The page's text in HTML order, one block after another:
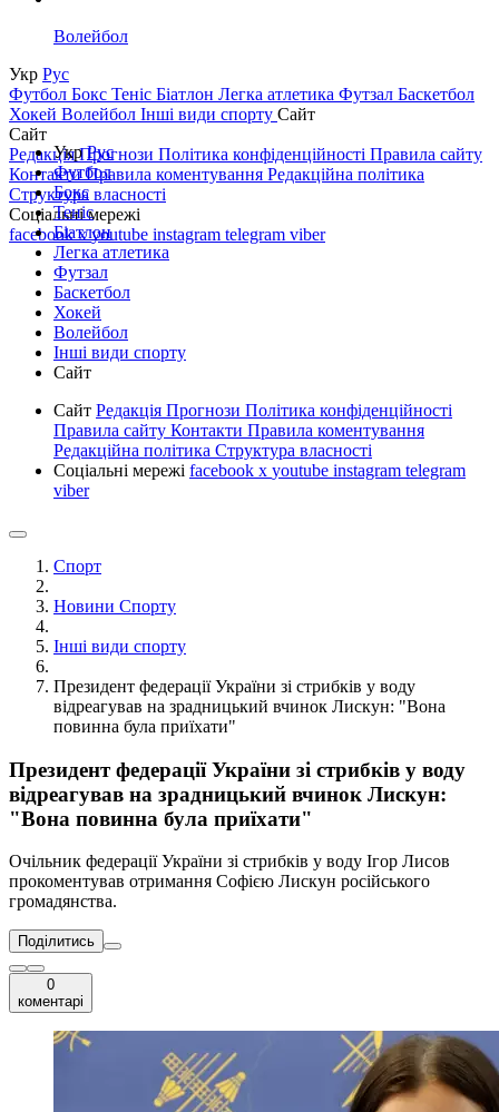
Волейбол
Укр Рус
Футбол Бокс Теніс Біатлон Легка атлетика Футзал Баскетбол
Хокей Волейбол Інші види спорту Сайт
Сайт
РедакціяПрогнози Політика конфіденційності Правила сайту
КонтактиПравила коментування Редакційна політика
Структура власності
Соціальні мережі
facebookxyoutube instagram telegram viber
УкрРус
Футбол
Бокс
Теніс
Біатлон
Легка атлетика
Футзал
Баскетбол
Хокей
Волейбол
Інші види спорту
Сайт
Сайт Редакція Прогнози Політика конфіденційності
Правила сайту Контакти Правила коментування
Редакційна політика Структура власності
Соціальні мережі facebook x youtube instagram telegram
viber
Спорт
Новини Спорту
Інші види спорту
Президент федерації України зі стрибків у воду
відреагував на зрадницький вчинок Лискун: "Вона
повинна була приїхати"
Президент федерації України зі стрибків у воду
відреагував на зрадницький вчинок Лискун:
"Вона повинна була приїхати"
Очільник федерації України зі стрибків у воду Ігор Лисов
прокоментував отримання Софією Лискун російського
громадянства.
Поділитись
0
коментарі